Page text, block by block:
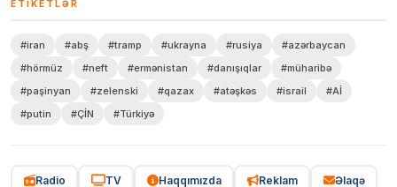
ETIKETLƏR
#iran #abş #tramp #ukrayna #rusiya
#azərbaycan
#hörmüz
#neft #ermənistan #danışıqlar
#müharibə
#paşinyan
#zelenski #qazax #atəşkəs #israil
#Aİ
#putin
#ÇİN #Türkiyə
Radio TV Haqqımızda Reklam Əlaqə